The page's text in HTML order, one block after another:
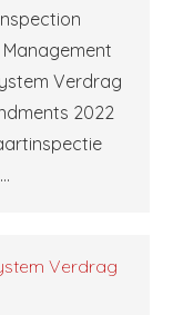
Verdrag
2022
Verdrag